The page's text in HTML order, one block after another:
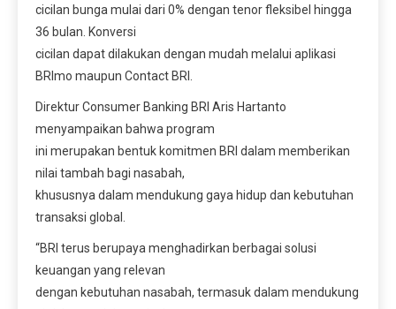
cicilan bunga mulai dari 0% dengan tenor fleksibel hingga
36 bulan. Konversi
cicilan dapat dilakukan dengan mudah melalui aplikasi
BRImo maupun Contact BRI.
Direktur Consumer Banking BRI Aris Hartanto
menyampaikan bahwa program
ini merupakan bentuk komitmen BRI dalam memberikan
nilai tambah bagi nasabah,
khususnya dalam mendukung gaya hidup dan kebutuhan
transaksi global.
“BRI terus berupaya menghadirkan berbagai solusi
keuangan yang relevan
dengan kebutuhan nasabah, termasuk dalam mendukung